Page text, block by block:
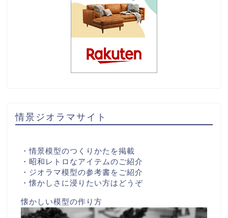
情景ジオラマサイト
・情景模型のつくりかたを掲載
・昭和レトロなアイテムのご紹介
・ジオラマ模型の参考書をご紹介
・懐かしさに浸りたい方はどうぞ
懐かしい模型の作り方